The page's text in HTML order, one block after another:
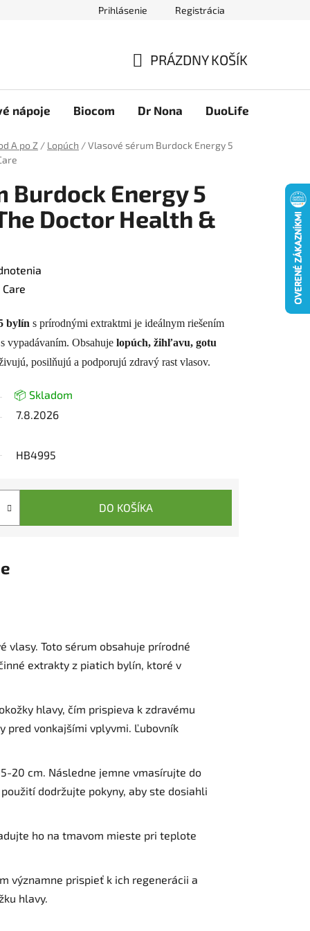
Ako nakupovať Obchodné podmienky
Prihlásenie Registrácia
KOŠÍK
PRÁZDNY KOŠÍK
nápoje Biocom Dr Nona DuoLife
A po Z / Lopúch /Vlasové sérum Burdock Energy 5
Burdock Energy 5
Doctor Health &
bylín s prírodnými extraktmi je ideálnym riešením
vypadávaním. Obsahuje lopúch, žihľavu, gotu
posilňujú a podporujú zdravý rast vlasov.
📦 Skladom
7.8.2026
HB4995
DO KOŠÍKA
vlasy. Toto sérum obsahuje prírodné
extrakty z piatich bylín, ktoré v
hlavy, čím prispieva k zdravému
pred vonkajšími vplyvmi. Ľubovník
20 cm. Následne jemne vmasírujte do
dodržujte pokyny, aby ste dosiahli
ho na tmavom mieste pri teplote
významne prispieť k ich regenerácii a
hlavy.